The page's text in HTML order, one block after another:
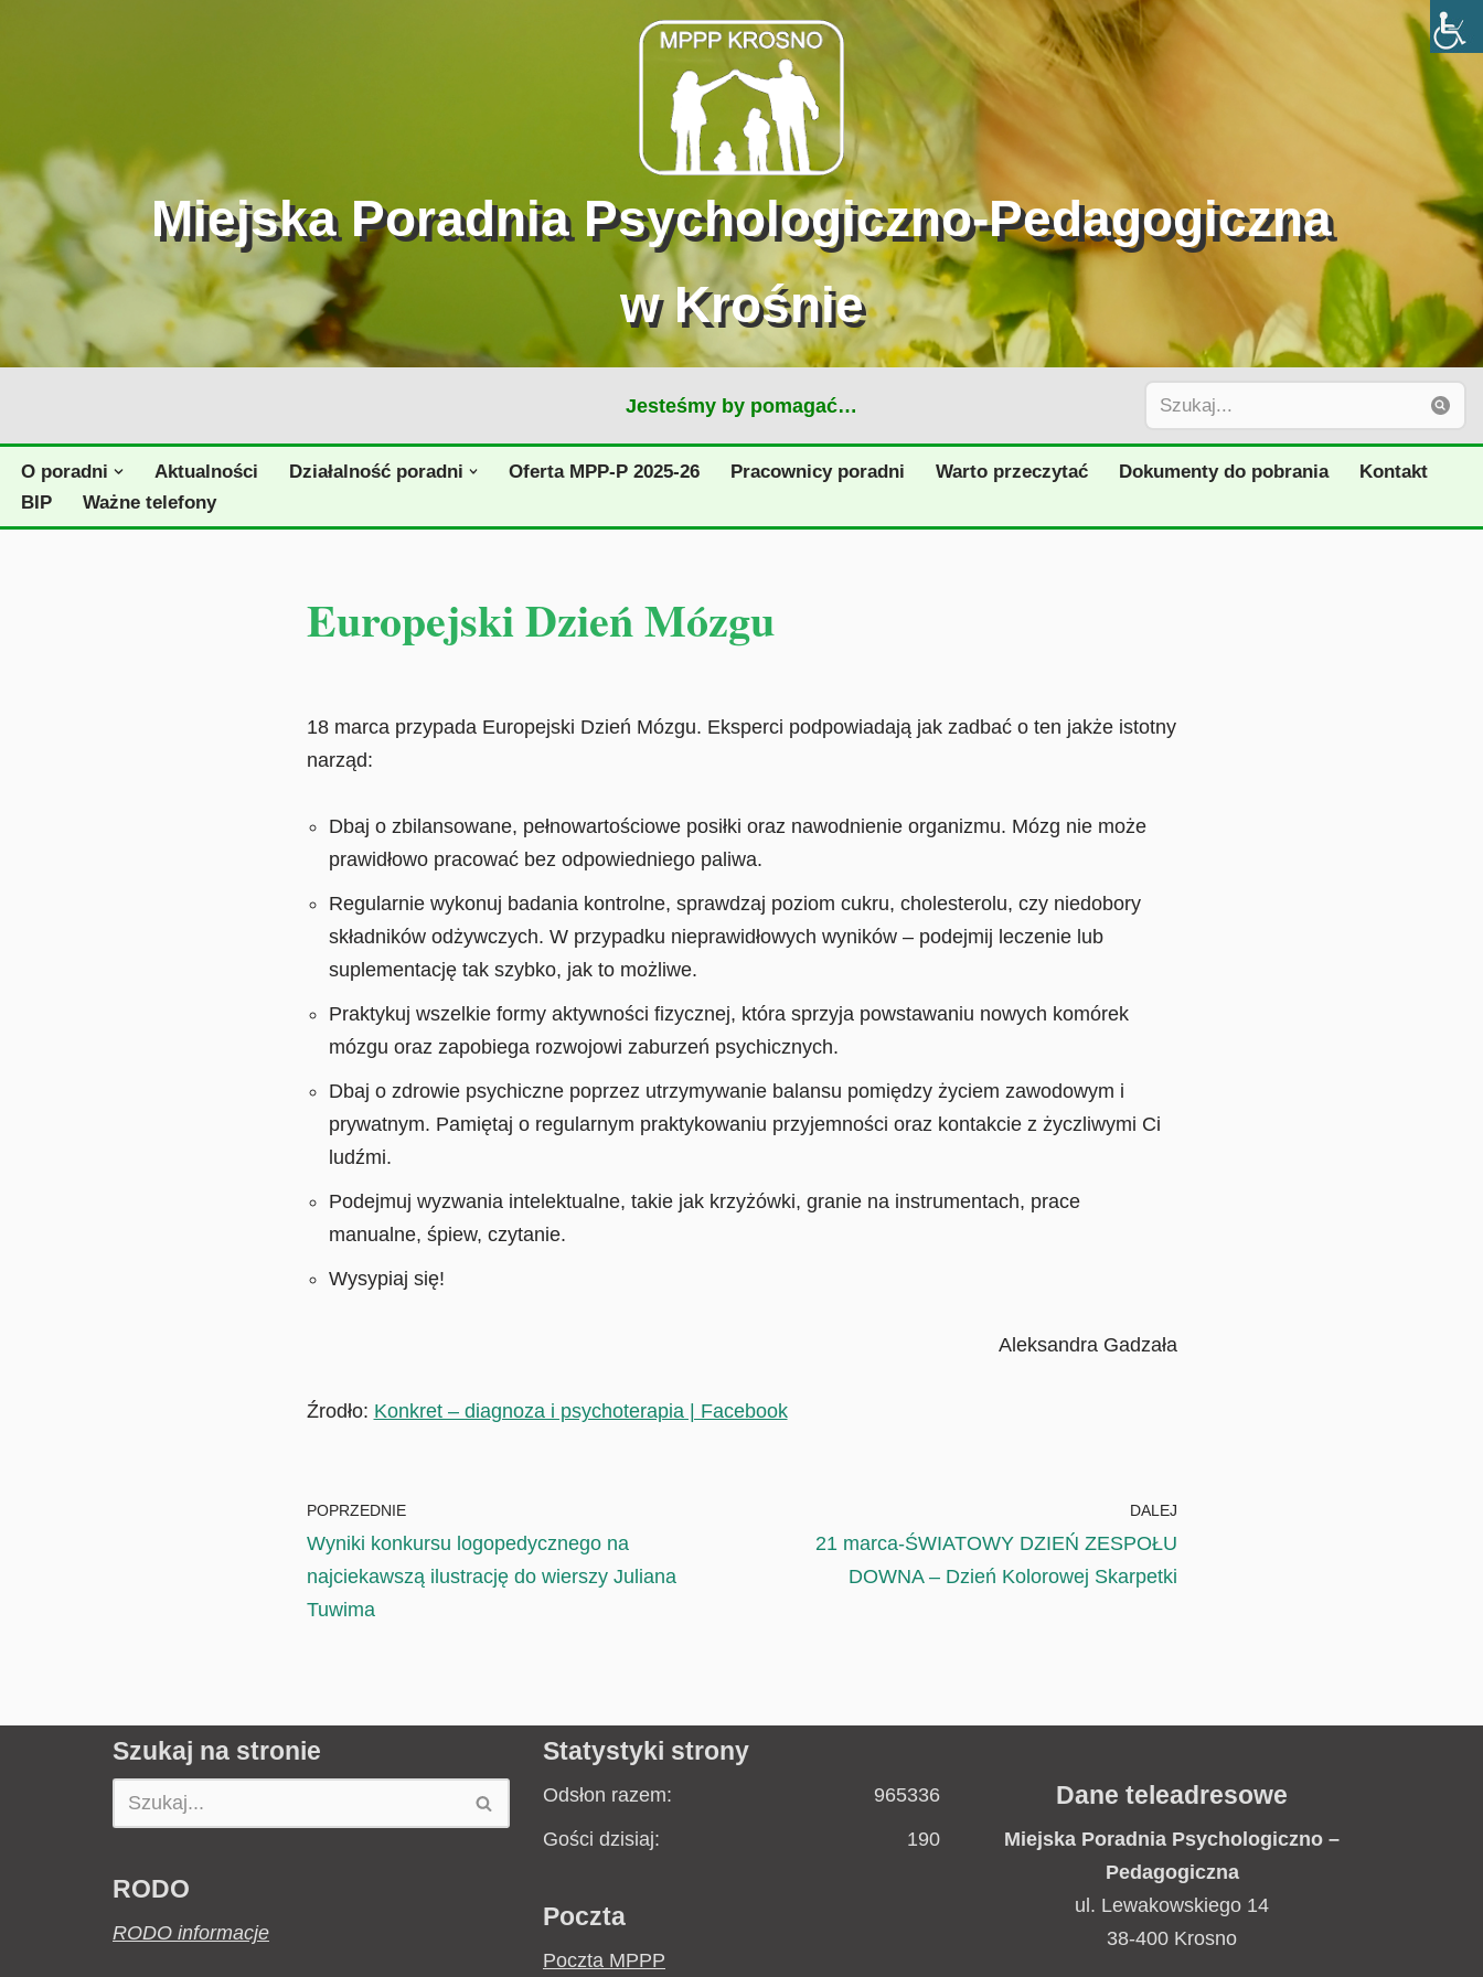
Miejska Poradnia Psychologiczno-Pedagogiczna
w Krośnie
Jesteśmy by pomagać…
O poradni Aktualności Działalność poradni Oferta MPP-P 2025-26 Pracownicy poradni Warto przeczytać Dokumenty do pobrania
Kontakt
BIP
Ważne telefony
Europejski Dzień Mózgu
18 marca przypada Europejski Dzień Mózgu. Eksperci podpowiadają jak zadbać o ten jakże istotny
narząd:
Dbaj o zbilansowane, pełnowartościowe posiłki oraz nawodnienie organizmu. Mózg nie może
prawidłowo pracować bez odpowiedniego paliwa.
Regularnie wykonuj badania kontrolne, sprawdzaj poziom cukru, cholesterolu, czy niedobory
składników odżywczych. W przypadku nieprawidłowych wyników – podejmij leczenie lub
suplementację tak szybko, jak to możliwe.
Praktykuj wszelkie formy aktywności fizycznej, która sprzyja powstawaniu nowych komórek
mózgu oraz zapobiega rozwojowi zaburzeń psychicznych.
Dbaj o zdrowie psychiczne poprzez utrzymywanie balansu pomiędzy życiem zawodowym i
prywatnym. Pamiętaj o regularnym praktykowaniu przyjemności oraz kontakcie z życzliwymi Ci
ludźmi.
Podejmuj wyzwania intelektualne, takie jak krzyżówki, granie na instrumentach, prace
manualne, śpiew, czytanie.
Wysypiaj się!
Aleksandra Gadzała
Źrodło: Konkret – diagnoza i psychoterapia | Facebook
POPRZEDNIE
Wyniki konkursu logopedycznego na
najciekawszą ilustrację do wierszy Juliana
Tuwima
DALEJ
21 marca-ŚWIATOWY DZIEŃ ZESPOŁU
DOWNA – Dzień Kolorowej Skarpetki
Szukaj na stronie
RODO
RODO informacje
Statystyki strony
965336
Odsłon razem:
190
Gości dzisiaj:
Poczta
Poczta MPPP
Dane teleadresowe
Miejska Poradnia Psychologiczno –
Pedagogiczna
ul. Lewakowskiego 14
38-400 Krosno